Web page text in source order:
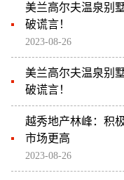
美兰高尔夫温泉别
破谎言！
2023-08-26
美兰高尔夫温泉别
破谎言！
越秀地产林峰：积
市场更高
2023-08-26